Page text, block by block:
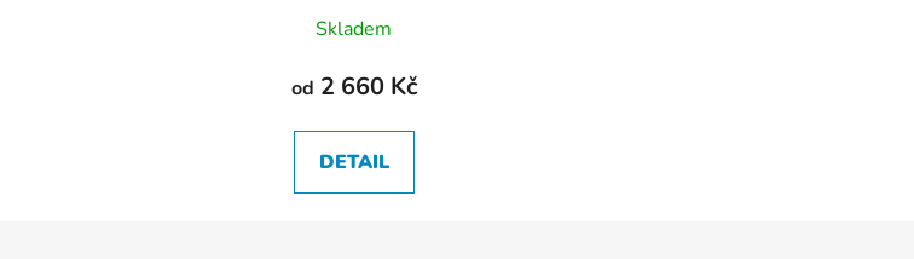
Skladem
od 2 660 Kč
DETAIL